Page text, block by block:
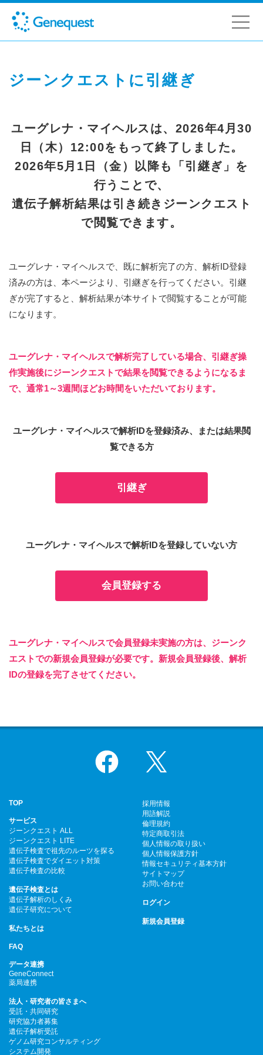
ジーンクエストに引継ぎ
ユーグレナ・マイヘルスは、2026年4月30
日（木）12:00をもって終了しました。
2026年5月1日（金）以降も「引継ぎ」を
行うことで、
遺伝子解析結果は引き続きジーンクエスト
で閲覧できます。
ユーグレナ・マイヘルスで、既に解析完了の方、解析ID登録
済みの方は、本ページより、引継ぎを行ってください。引継
ぎが完了すると、解析結果が本サイトで閲覧することが可能
になります。
ユーグレナ・マイヘルスで解析完了している場合、引継ぎ操
作実施後にジーンクエストで結果を閲覧できるようになるま
で、通常1～3週間ほどお時間をいただいております。
ユーグレナ・マイヘルスで解析IDを登録済み、または結果閲
覧できる方
引継ぎ
ユーグレナ・マイヘルスで解析IDを登録していない方
会員登録する
ユーグレナ・マイヘルスで会員登録未実施の方は、ジーンク
エストでの新規会員登録が必要です。新規会員登録後、解析
IDの登録を完了させてください。
Facebook
TOP
サービス
ジーンクエスト ALL
ジーンクエスト LITE
遺伝子検査で祖先のルーツを探る
遺伝子検査でダイエット対策
遺伝子検査の比較
遺伝子検査とは
遺伝子解析のしくみ
遺伝子研究について
私たちとは
FAQ
データ連携
GeneConnect
薬局連携
法人・研究者の皆さまへ
受託・共同研究
研究協力者募集
遺伝子解析受託
ゲノム研究コンサルティング
システム開発
採用情報
用語解説
倫理規約
特定商取引法
個人情報の取り扱い
個人情報保護方針
情報セキュリティ基本方針
サイトマップ
お問い合わせ
ログイン
新規会員登録